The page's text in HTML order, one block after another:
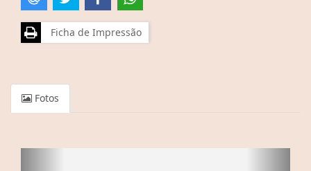
Ficha de Impressão
Fotos